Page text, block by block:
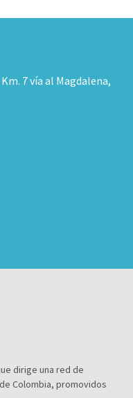
7 vía al Magdalena,
dirige una red de
Colombia, promovidos